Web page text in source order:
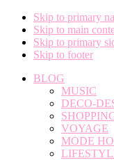
Skip to primary
Skip to main
Skip to primary
Skip to footer
BLOG
MUSIC
DECO-
VOYAGE
MODE